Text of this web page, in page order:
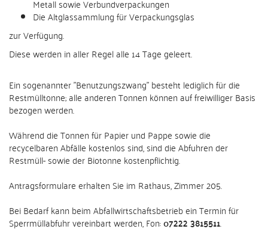
Metall sowie Verbundverpackungen
Die Altglassammlung für Verpackungsglas
zur Verfügung.
Diese werden in aller Regel alle 14 Tage geleert.
Ein sogenannter "Benutzungszwang" besteht lediglich für die
Restmülltonne; alle anderen Tonnen können auf freiwilliger Basis
bezogen werden.
Während die Tonnen für Papier und Pappe sowie die
recycelbaren Abfälle kostenlos sind, sind die Abfuhren der
Restmüll- sowie der Biotonne kostenpflichtig.
Antragsformulare erhalten Sie im Rathaus, Zimmer 205.
Bei Bedarf kann beim Abfallwirtschaftsbetrieb ein Termin für
Sperrmüllabfuhr vereinbart werden, Fon:07222 3815511.